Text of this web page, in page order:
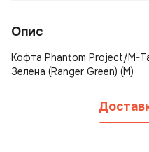
Опис
Кофта Phantom Project/M-
Зелена (Ranger Green) (M)